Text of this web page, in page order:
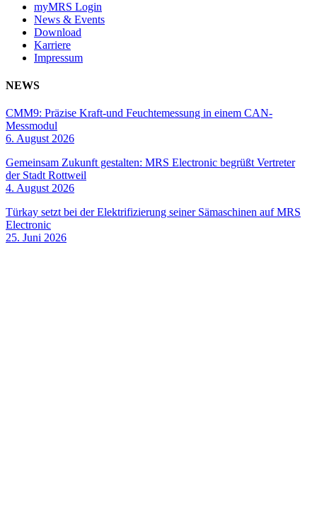
myMRS Login
News & Events
Download
Karriere
Impressum
NEWS
CMM9: Präzise Kraft-und Feuchtemessung in einem CAN-
Messmodul
6. August 2026
Gemeinsam Zukunft gestalten: MRS Electronic begrüßt Vertreter
der Stadt Rottweil
4. August 2026
Türkay setzt bei der Elektrifizierung seiner Sämaschinen auf MRS
Electronic
25. Juni 2026